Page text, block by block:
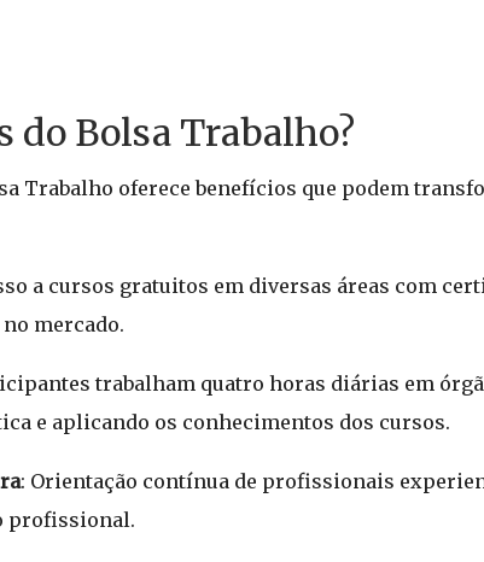
do Bolsa Trabalho?
Trabalho oferece benefícios que podem
a cursos gratuitos em diversas áreas com
mercado.
trabalham quatro horas diárias em
e aplicando os conhecimentos dos cursos.
: Orientação contínua de profissionais
profissional.